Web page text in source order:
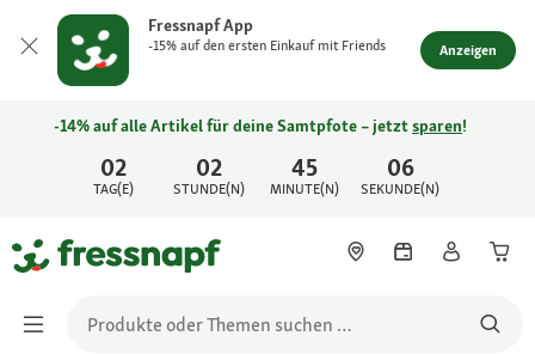
Fressnapf App
-15% auf den ersten Einkauf mit Friends Anzeigen
02
TAG(E)
02
STUNDE(N)
45
MINUTE(N)
06
SEKUNDE(N)
-14% auf alle Artikel für deine Samtpfote – jetztsparen!